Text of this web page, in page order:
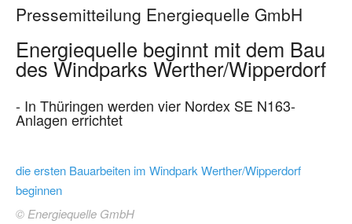
Pressemitteilung Energiequelle GmbH
Energiequelle beginnt mit dem Bau
des Windparks Werther/Wipperdorf
- In Thüringen werden vier Nordex SE N163-
Anlagen errichtet
die ersten Bauarbeiten im Windpark Werther/Wipperdorf
beginnen
© Energiequelle GmbH